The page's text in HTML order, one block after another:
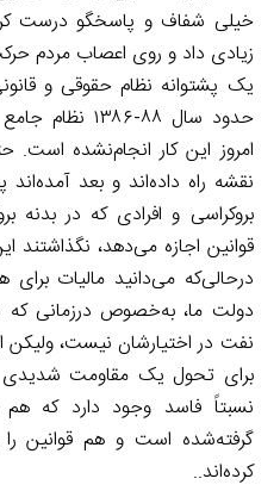
خیلی شفاف و پاسخگو درست
زیادی داد و روی اعصاب مردم
یک پشتوانه نظام حقوقی و
حدود سال ۸۸-
امروز این کار انجام‌نشده است.
نقشه راه داده‌اند و بعد
بروکراسی و افرادی که در بدنه
قوانین اجازه می‌دهد،
درحالی‌که می‌دانید مالیات
دولت ما، به‌خصوص درزمانی که
نفت در اختیارشان نیست، ولیکن
برای تحول یک مقاومت شدیدی
نسبتاً فاسد وجود دارد که
گرفته‌شده است و هم قوانین را
کرده‌اند..